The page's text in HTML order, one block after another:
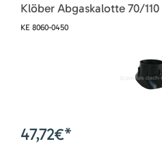
Klöber Abgaskalotte 70/110
KE 8060-0450
47,72€*